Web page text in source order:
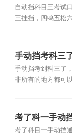
自动挡科目三考试
三挂挡，四鸣五松
手动挡考科三
手动挡考到科三了
非所有的地方都可
考了科一手动
考了科目一手动挡